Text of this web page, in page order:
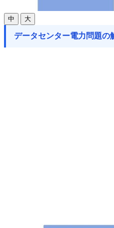
中 大
データセンター電力問題の